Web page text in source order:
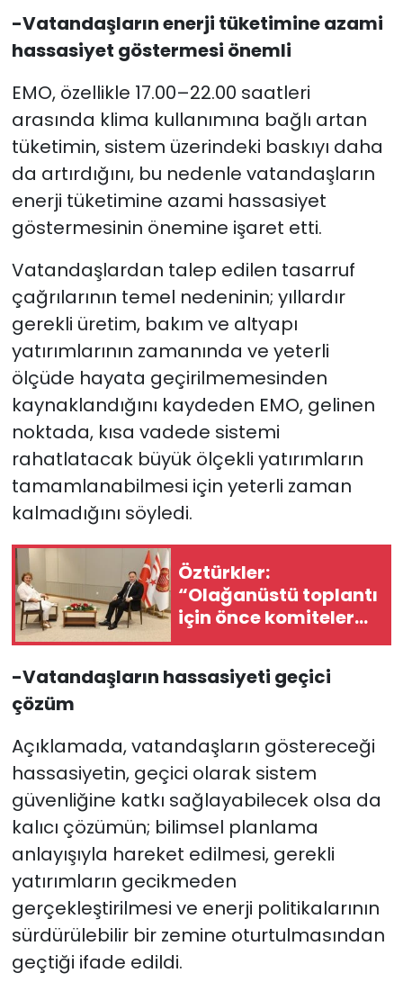
-Vatandaşların enerji tüketimine azami
hassasiyet göstermesi önemli
EMO, özellikle 17.00–22.00 saatleri
arasında klima kullanımına bağlı artan
tüketimin, sistem üzerindeki baskıyı daha
da artırdığını, bu nedenle vatandaşların
enerji tüketimine azami hassasiyet
göstermesinin önemine işaret etti.
Vatandaşlardan talep edilen tasarruf
çağrılarının temel nedeninin; yıllardır
gerekli üretim, bakım ve altyapı
yatırımlarının zamanında ve yeterli
ölçüde hayata geçirilmemesinden
kaynaklandığını kaydeden EMO, gelinen
noktada, kısa vadede sistemi
rahatlatacak büyük ölçekli yatırımların
tamamlanabilmesi için yeterli zaman
kalmadığını söyledi.
Öztürkler:
“Olağanüstü toplantı
için önce komiteler
gerekli kararları
-Vatandaşların hassasiyeti geçici
çözüm
Açıklamada, vatandaşların göstereceği
hassasiyetin, geçici olarak sistem
güvenliğine katkı sağlayabilecek olsa da
kalıcı çözümün; bilimsel planlama
anlayışıyla hareket edilmesi, gerekli
yatırımların gecikmeden
gerçekleştirilmesi ve enerji politikalarının
sürdürülebilir bir zemine oturtulmasından
geçtiği ifade edildi.